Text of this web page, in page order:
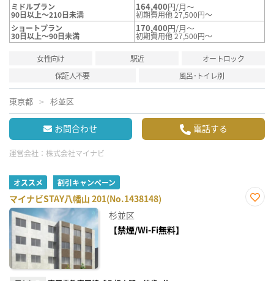
ミドルプラン
90日以上～210日未満
164,400円/月～
初期費用他 27,500円～
ショートプラン
30日以上～90日未満
170,400円/月～
初期費用他 27,500円～
女性向け 駅近
オートロック
保証人不要
風呂･トイレ別
東京都 杉並区
お問合わせ 電話する
運営会社： 株式会社マイナビ
オススメ 割引キャンペーン
マイナビSTAY八幡山 201(No.1438148)
杉並区
【禁煙/Wi-Fi無料】